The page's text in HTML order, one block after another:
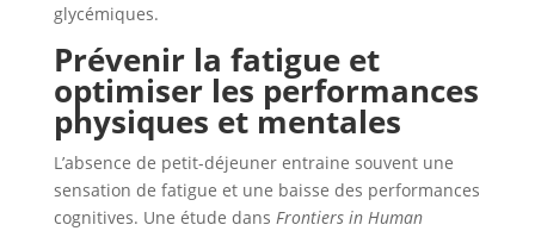
glycémiques.
Prévenir la fatigue et
optimiser les performances
physiques et mentales
L’absence de petit-déjeuner entraine souvent une
sensation de fatigue et une baisse des performances
cognitives. Une étude dans Frontiers in Human